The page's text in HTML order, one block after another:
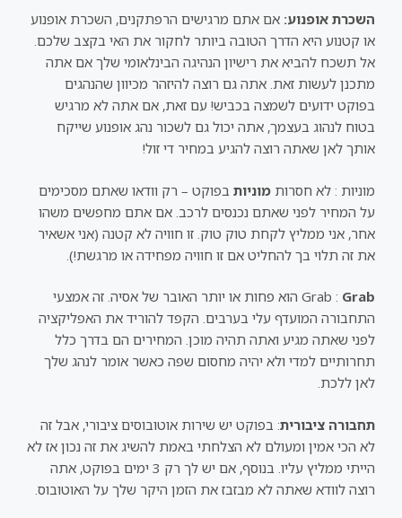
השכרת אופנוע: אם אתם מרגישים הרפתקנים, השכרת אופנוע
או קטנוע היא הדרך הטובה ביותר לחקור את האי בקצב שלכם.
אל תשכח להביא את רישיון הנהיגה הבינלאומי שלך אם אתה
מתכנן לעשות זאת. אתה גם רוצה להיזהר מכיוון שהנהגים
בפוקט ידועים לשמצה בכביש! עם זאת, אם אתה לא מרגיש
בטוח לנהוג בעצמך, אתה יכול גם לשכור נהג אופנוע שייקח
אותך לאן שאתה רוצה להגיע במחיר די זול!
מוניות : לא חסרות מוניות בפוקט – רק וודאו שאתם מסכימים
על המחיר לפני שאתם נכנסים לרכב. אם אתם מחפשים משהו
אחר, אני ממליץ לקחת טוק טוק. זו חוויה לא קטנה (אני אשאיר
את זה תלוי בך להחליט אם זו חוויה מפחידה או מרגשת!).
Grab : Grab
הוא פחות או יותר האובר של אסיה. זה אמצעי
התחבורה המועדף עלי בערבים. הקפד להוריד את האפליקציה
לפני שאתה מגיע ואתה תהיה מוכן. המחירים הם בדרך כלל
תחרותיים למדי ולא יהיה מחסום שפה כאשר אומר לנהג שלך
לאן ללכת.
תחבורה ציבורית: בפוקט יש שירות אוטובוסים ציבורי, אבל זה
לא הכי אמין ומעולם לא הצלחתי באמת להשיג את זה נכון אז לא
הייתי ממליץ עליו. בנוסף, אם יש לך רק 3 ימים בפוקט, אתה
רוצה לוודא שאתה לא מבזבז את הזמן היקר שלך על האוטובוס.